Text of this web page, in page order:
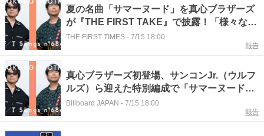
夏の名曲「サマーヌード」を真心ブラザーズ
が『THE FIRST TAKE』で披露！「様々な方
に愛される楽曲になった」（YO-KING）
THE FIRST TIMES - 7/15 18:00
報告
真心ブラザーズ初登場、サンコンJr.（ウルフ
ルズ）ら迎えた特別編成で「サマーヌード」
披露 ＜THE FIRST TAKE＞
Billboard JAPAN - 7/15 18:00
報告